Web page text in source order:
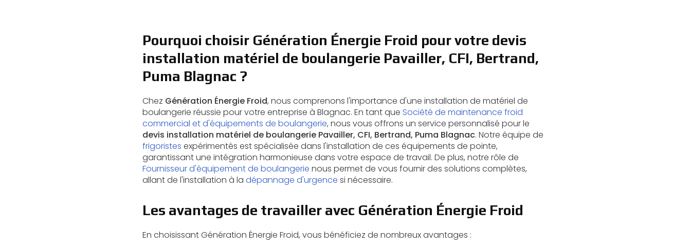
Pourquoi choisir Génération Énergie Froid pour votre devis
installation matériel de boulangerie Pavailler, CFI, Bertrand,
Puma Blagnac ?
Chez Génération Énergie Froid, nous comprenons l'importance d'une installation de matériel de
boulangerie réussie pour votre entreprise à Blagnac. En tant que Société de maintenance froid
commercial et d'équipements de boulangerie, nous vous offrons un service personnalisé pour le
devis installation matériel de boulangerie Pavailler, CFI, Bertrand, Puma Blagnac. Notre équipe de
frigoristes expérimentés est spécialisée dans l'installation de ces équipements de pointe,
garantissant une intégration harmonieuse dans votre espace de travail. De plus, notre rôle de
Fournisseur d'équipement de boulangerie nous permet de vous fournir des solutions complètes,
allant de l'installation à la dépannage d'urgence si nécessaire.
Les avantages de travailler avec Génération Énergie Froid
En choisissant Génération Énergie Froid, vous bénéficiez de nombreux avantages :